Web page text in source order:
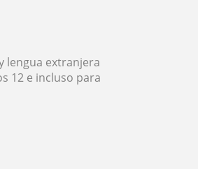
lengua extranjera
12 e incluso para